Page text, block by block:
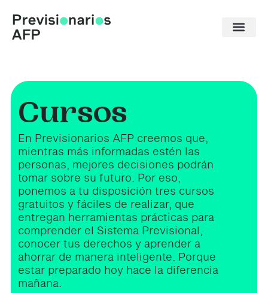
contenido
Cursos
En Previsionarios AFP creemos que,
mientras más informadas estén las
personas, mejores decisiones podrán
tomar sobre su futuro. Por eso,
ponemos a tu disposición tres cursos
gratuitos y fáciles de realizar, que
entregan herramientas prácticas para
comprender el Sistema Previsional,
conocer tus derechos y aprender a
ahorrar de manera inteligente. Porque
estar preparado hoy hace la diferencia
mañana.